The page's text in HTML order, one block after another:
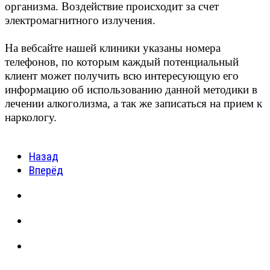
организма. Воздействие происходит за счет
электромагнитного излучения.
На вебсайте нашей клиники указаны номера
телефонов, по которым каждый потенциальный
клиент может получить всю интересующую его
информацию об использованию данной методики в
лечении алкоголизма, а так же записаться на прием к
наркологу.
Назад
Вперёд